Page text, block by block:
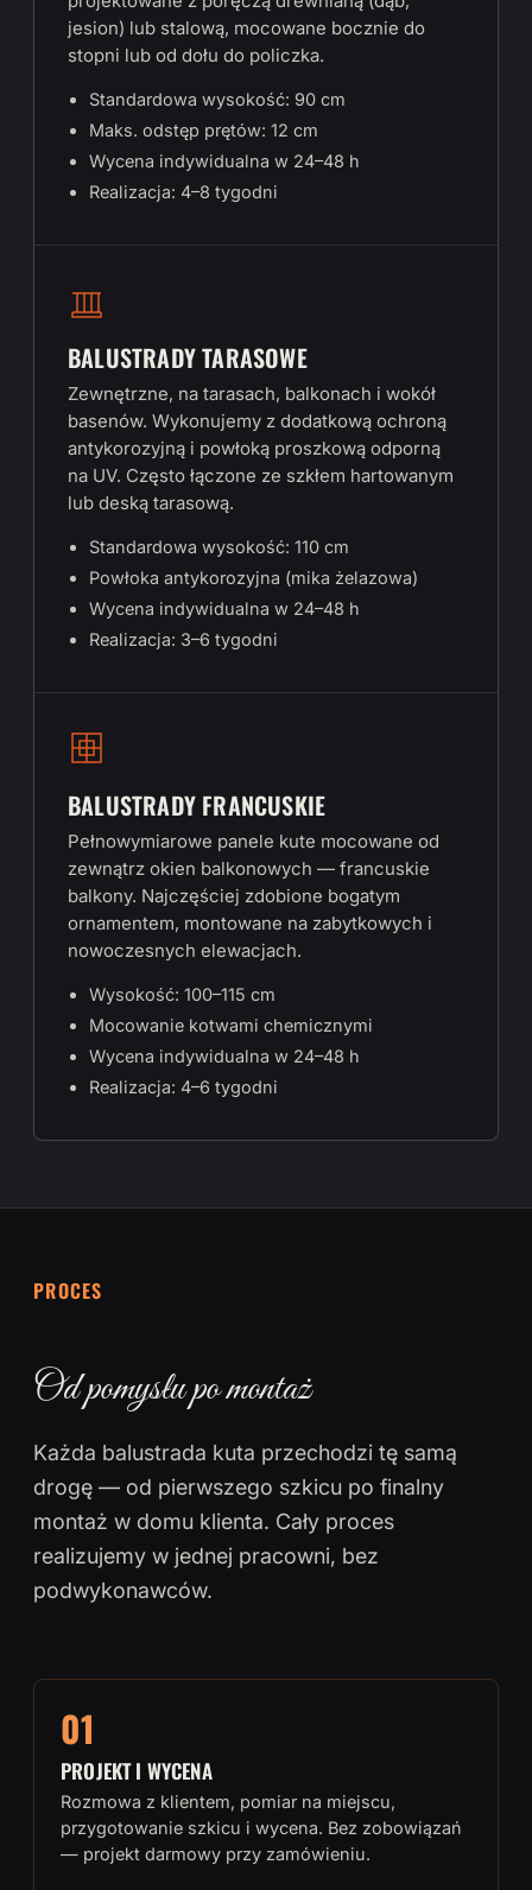
jesion) lub stalową, mocowane bocznie do
stopni lub od dołu do policzka.
Standardowa wysokość: 90 cm
Maks. odstęp prętów: 12 cm
Wycena indywidualna w 24–48 h
Realizacja: 4–8 tygodni
BALUSTRADY TARASOWE
Zewnętrzne, na tarasach, balkonach i wokół
basenów. Wykonujemy z dodatkową ochroną
antykorozyjną i powłoką proszkową odporną
na UV. Często łączone ze szkłem hartowanym
lub deską tarasową.
Standardowa wysokość: 110 cm
Powłoka antykorozyjna (mika żelazowa)
Wycena indywidualna w 24–48 h
Realizacja: 3–6 tygodni
BALUSTRADY FRANCUSKIE
Pełnowymiarowe panele kute mocowane od
zewnątrz okien balkonowych — francuskie
balkony. Najczęściej zdobione bogatym
ornamentem, montowane na zabytkowych i
nowoczesnych elewacjach.
Wysokość: 100–115 cm
Mocowanie kotwami chemicznymi
Wycena indywidualna w 24–48 h
Realizacja: 4–6 tygodni
PROCES
Od pomysłu po montaż
Każda balustrada kuta przechodzi tę samą
drogę — od pierwszego szkicu po finalny
montaż w domu klienta. Cały proces
realizujemy w jednej pracowni, bez
podwykonawców.
01
PROJEKT I WYCENA
Rozmowa z klientem, pomiar na miejscu,
przygotowanie szkicu i wycena. Bez zobowiązań
— projekt darmowy przy zamówieniu.